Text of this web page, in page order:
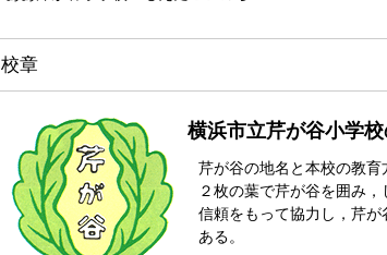
校章
横浜市立芹が谷小学
芹が谷の地名と本校の教育
２枚の葉で芹が谷を囲み，
信頼をもって協力し，芹が
ある。